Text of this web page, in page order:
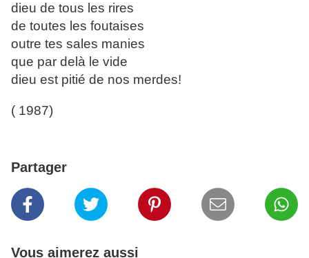
dieu de tous les rires
de toutes les foutaises
outre tes sales manies
que par delà le vide
dieu est pitié de nos merdes!
( 1987)
Partager
Vous aimerez aussi